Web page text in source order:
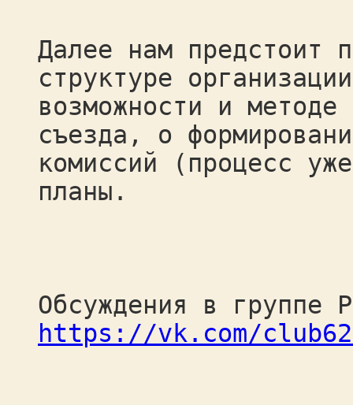
Далее нам предстоит
структуре
возможности и методе
съезда, о
комиссий (процесс
планы.
Обсуждения в группе
https://vk.com/